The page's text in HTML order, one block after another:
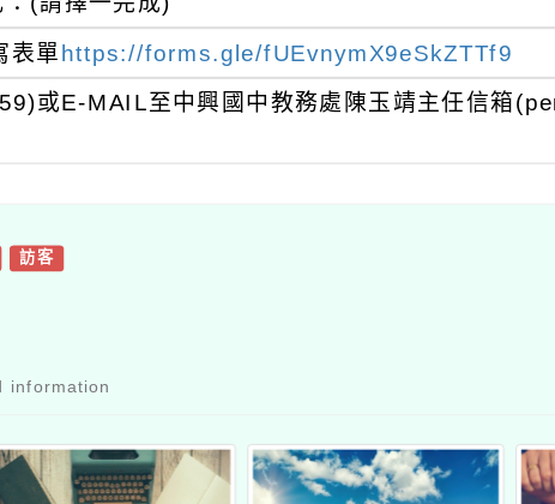
表單https://forms.gle/fUEvnymX9eSkZTTf9
或E-MAIL至中興國中教務處陳玉靖主任信箱
訪客
information